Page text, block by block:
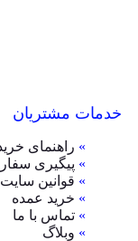
خدمات مشتریان
» راهنمای
» پیگیری
» قوانین سایت
» خرید عمده
» تماس با ما
» وبلاگ